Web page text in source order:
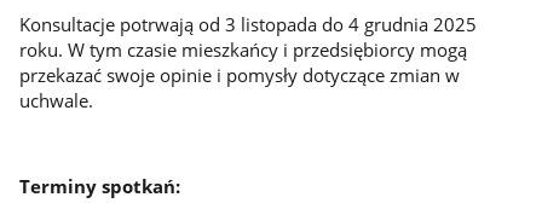
Konsultacje potrwają od 3 listopada do 4 grudnia 2025
roku. W tym czasie mieszkańcy i przedsiębiorcy mogą
przekazać swoje opinie i pomysły dotyczące zmian w
uchwale.
Terminy spotkań: